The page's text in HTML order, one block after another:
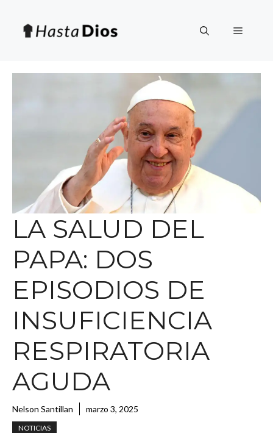
contenido
Menú
LA SALUD DEL
PAPA: DOS
EPISODIOS DE
INSUFICIENCIA
RESPIRATORIA
AGUDA
Nelson Santillan marzo 3, 2025
NOTICIAS